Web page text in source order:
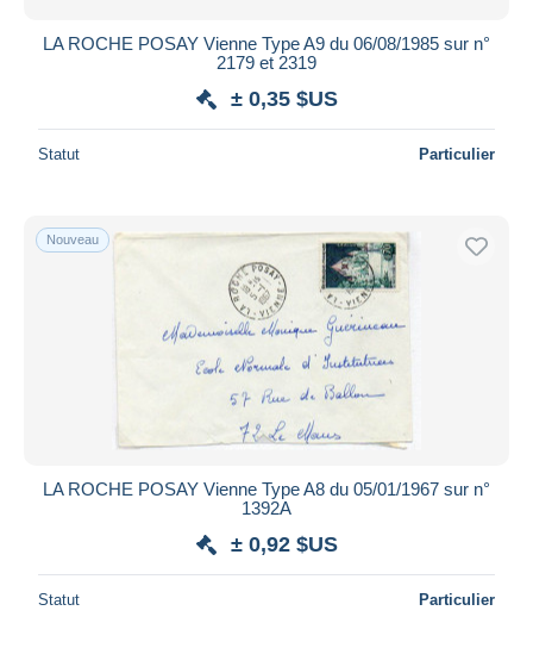
LA ROCHE POSAY Vienne Type A9 du 06/08/1985 sur n°
2179 et 2319
± 0,35 $US
Statut Particulier
Nouveau
LA ROCHE POSAY Vienne Type A8 du 05/01/1967 sur n°
1392A
± 0,92 $US
Statut Particulier